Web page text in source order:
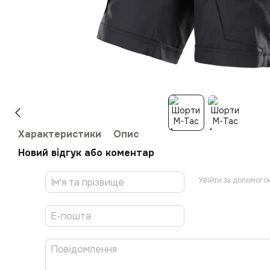
Характеристики
Опис
Новий відгук або коментар
Увійти за